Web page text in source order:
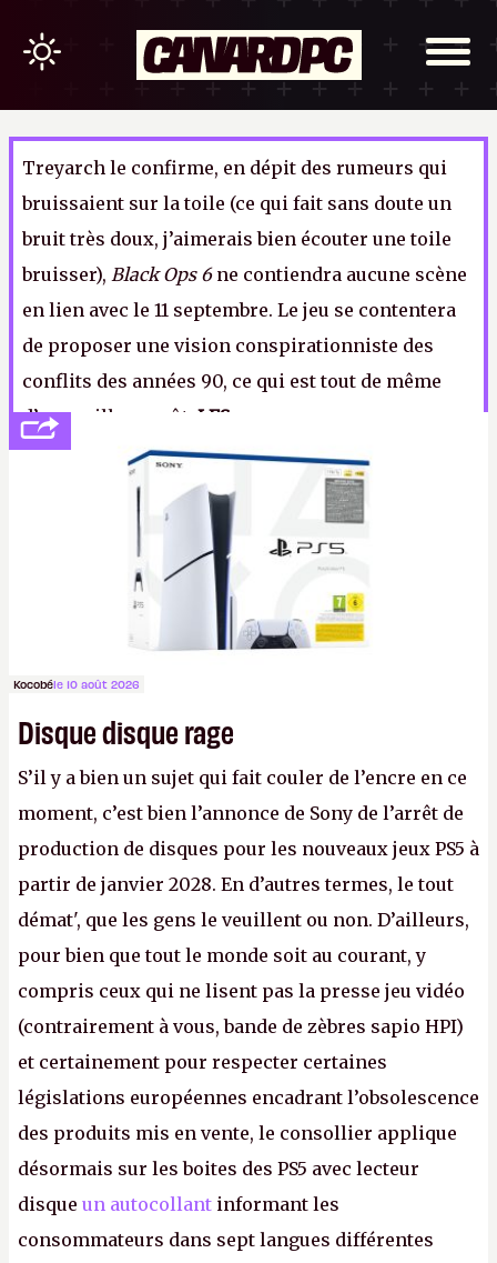
Treyarch le confirme, en dépit des rumeurs qui
bruissaient sur la toile (ce qui fait sans doute un
bruit très doux, j’aimerais bien écouter une toile
bruisser), Black Ops 6ne contiendra aucune scène
en lien avec le 11 septembre. Le jeu se contentera
de proposer une vision conspirationniste des
conflits des années 90, ce qui est tout de même
d’un meilleur goût. LFS.
Kocobéle 10 août 2026
Disque disque rage
S’il y a bien un sujet qui fait couler de l’encre en ce
moment, c’est bien l’annonce de Sony de l’arrêt de
production de disques pour les nouveaux jeux PS5 à
partir de janvier 2028. En d’autres termes, le tout
démat', que les gens le veuillent ou non. D’ailleurs,
pour bien que tout le monde soit au courant, y
compris ceux qui ne lisent pas la presse jeu vidéo
(contrairement à vous, bande de zèbres sapio HPI)
et certainement pour respecter certaines
législations européennes encadrant l’obsolescence
des produits mis en vente, le consollier applique
désormais sur les boites des PS5 avec lecteur
disque un autocollant informant les
consommateurs dans sept langues différentes